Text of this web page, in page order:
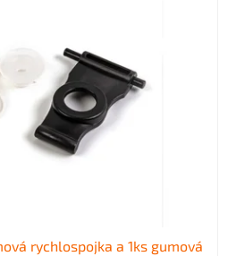
rychlospojka a 1ks gumová